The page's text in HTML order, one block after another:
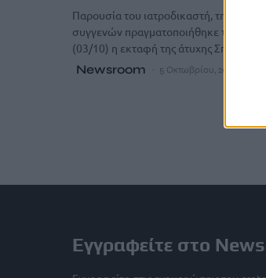
Παρουσία του ιατροδικαστή, της
συγγενών πραγματοποιήθηκε το
(03/10) η εκταφή της άτυχης
Newsroom 5 Οκτωβρίου, 2025
Εγγραφείτε στο